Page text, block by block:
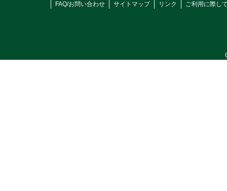
FAQ/お問い合わせ
サイトマップ リンク ご利用に際し